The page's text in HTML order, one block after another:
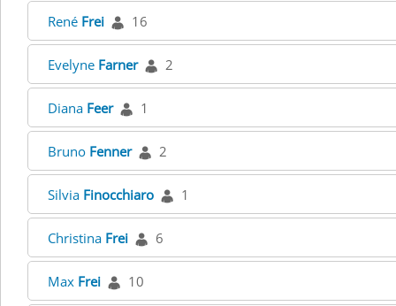
René Frei 16
Evelyne Farner 2
Diana Feer 1
Bruno Fenner 2
Silvia Finocchiaro 1
Christina Frei 6
Max Frei 10